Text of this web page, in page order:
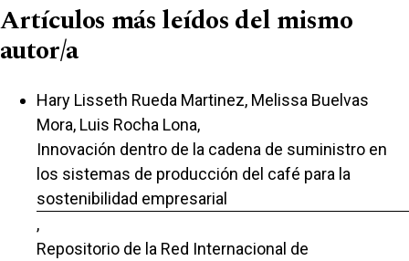
Artículos más leídos del mismo
autor/a
Hary Lisseth Rueda Martinez, Melissa Buelvas
Mora, Luis Rocha Lona,
Innovación dentro de la cadena de suministro en
los sistemas de producción del café para la
sostenibilidad empresarial
,
Repositorio de la Red Internacional de